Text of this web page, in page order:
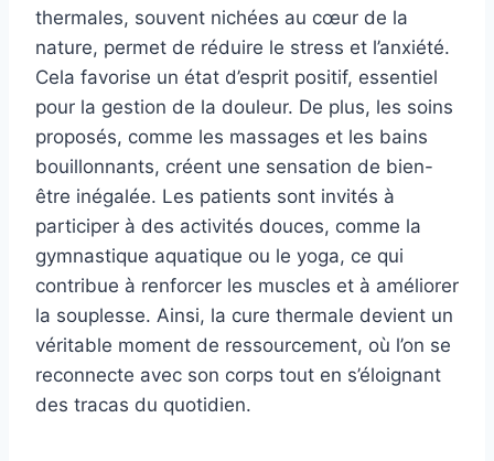
thermales, souvent nichées au cœur de la
nature, permet de réduire le stress et l’anxiété.
Cela favorise un état d’esprit positif, essentiel
pour la gestion de la douleur. De plus, les soins
proposés, comme les massages et les bains
bouillonnants, créent une sensation de bien-
être inégalée. Les patients sont invités à
participer à des activités douces, comme la
gymnastique aquatique ou le yoga, ce qui
contribue à renforcer les muscles et à améliorer
la souplesse. Ainsi, la cure thermale devient un
véritable moment de ressourcement, où l’on se
reconnecte avec son corps tout en s’éloignant
des tracas du quotidien.